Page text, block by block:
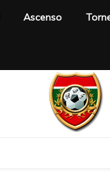
Ascenso